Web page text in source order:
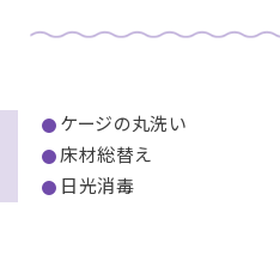
ケージの丸洗い
床材総替え
日光消毒